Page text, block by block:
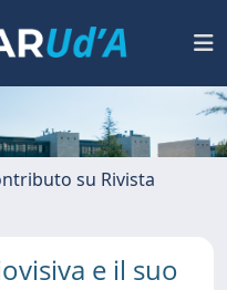
su Rivista
e il suo